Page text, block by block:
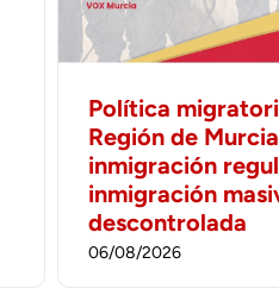
Política
Región de
inmigración
inmigración
descontrolada
06/08/2026